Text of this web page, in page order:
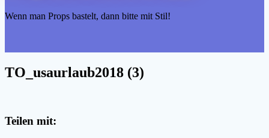
Wenn man Props bastelt, dann bitte mit Stil!
TO_usaurlaub2018 (3)
Teilen mit: